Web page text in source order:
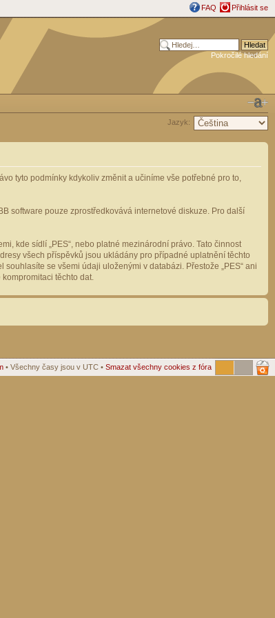
FAQ Přihlásit se
Pokročilé hledání
Jazyk:
tyto podmínky kdykoliv změnit a učiníme vše potřebné pro to,
software pouze zprostředkovává internetové diskuze. Pro další
kde sídlí „PES“, nebo platné mezinárodní právo. Tato činnost
všech příspěvků jsou ukládány pro případné uplatnění těchto
se všemi údaji uloženými v databázi. Přestože „PES“ ani
těchto dat.
• Všechny časy jsou v UTC • Smazat všechny cookies z fóra